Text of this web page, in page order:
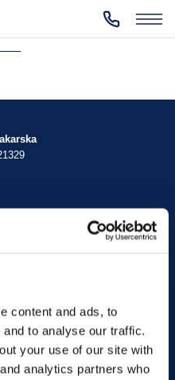
content and ads, to
to analyse our traffic.
your use of our site with
analytics partners who